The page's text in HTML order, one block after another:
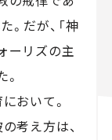
だが、「神
ーリズの主
おいて。
考え方は、